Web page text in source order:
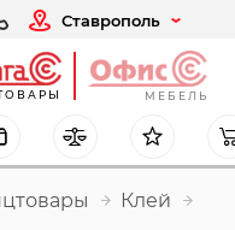
Ставрополь
МЕБЕЛЬ
Клей